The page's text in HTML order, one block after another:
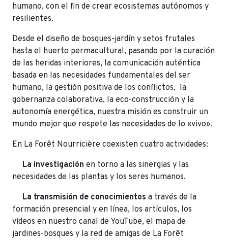
humano, con el fin de crear ecosistemas autónomos y
resilientes.
Desde el diseño de bosques-jardín y setos frutales
hasta el huerto permacultural, pasando por la curación
de las heridas interiores, la comunicación auténtica
basada en las necesidades fundamentales del ser
humano, la gestión positiva de los conflictos, la
gobernanza colaborativa, la eco-construcción y la
autonomía energética, nuestra misión es construir un
mundo mejor que respete las necesidades de lo «vivo».
En La Forêt Nourricière coexisten cuatro actividades:
La investigación en torno a las sinergias y las
necesidades de las plantas y los seres humanos.
La transmisión de conocimientos a través de la
formación presencial y en línea, los artículos, los
vídeos en nuestro canal de YouTube, el mapa de
jardines-bosques y la red de amigas de La Forêt